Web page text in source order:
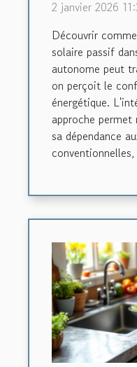
2 janvier 2026
Découvrir
solaire passif
autonome peut
on perçoit le
énergétique.
approche permet
sa dépendance